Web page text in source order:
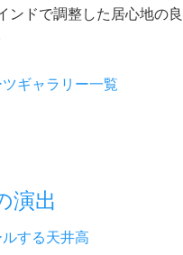
ンドで調整した居心地の良
演出